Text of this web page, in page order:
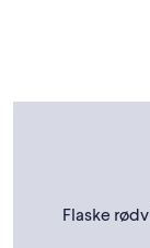
Flaske